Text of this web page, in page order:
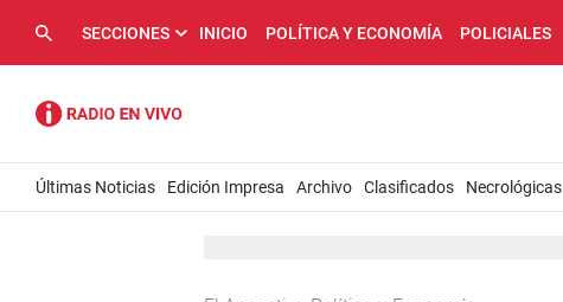
SECCIONES INICIO POLÍTICA Y ECONOMÍA POLICIALES
Últimas Noticias Edición Impresa Archivo Clasificados Necrológicas